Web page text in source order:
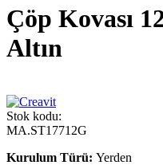
Çöp Kovası
Altın
Stok kodu:
MA.ST17712G
Kurulum Türü: Yerden